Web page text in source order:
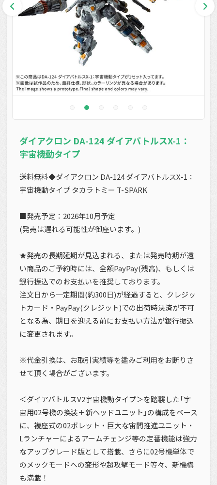
ダイアクロン DA-124 ダイアバトルスX-1：
宇宙機動タイプ
送料無料◆ダイアクロン DA-124 ダイアバトルスX-1：
宇宙機動タイプ タカラトミー T-SPARK
■発売予定：2026年10月予定
(発売は遅れる可能性が御座います。)
★発売の長期延期が見込まれる、または発売時期が遠
い商品のご予約時には、全額PayPay(残高)、もしくは
銀行振込でのお支払いを推奨しております。
注文日から一定期間(約300日)が経過すると、クレジッ
トカード・PayPay(クレジット)での出荷時決済が不可
となる為、期日を迎える前にお支払い方法が銀行振込
に変更されます。
※代金引換は、お取引実績等を鑑みご利用をお断りさ
せて頂く場合がございます。
＜ダイアバトルスV2宇宙機動タイプ＞を踏襲した「宇
宙用02号機の換装＋新ヘッドユニット」の構成をベース
に、複座式の02ボレット・巨大な宙間推進ユニット・
Lランチャーによるアームチェンジ等の定番機能は強力
なアップグレード版として搭載、さらに02号機単体で
のメックモードへの変形や超攻撃モード等々、新機構
も満載！